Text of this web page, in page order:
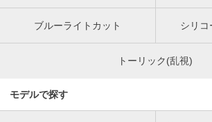
ブルーライトカット シリコ
トーリック(乱視)
モデルで探す